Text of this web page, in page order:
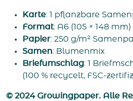
Karte: 1 pflanzbare
Format: A6 (105 × 148 mm)
Papier: 250 g/m²
Samen: Blumenmix
Briefumschlag: 1
(100 % recycelt, FSC-
© 2024 Growingpaper. Alle